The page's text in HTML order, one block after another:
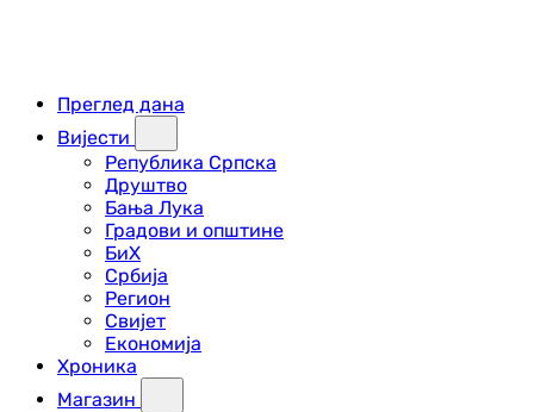
Преглед дана
Вијести
Република Српска
Друштво
Бања Лука
Градови и општине
БиХ
Србија
Регион
Свијет
Економија
Хроника
Магазин